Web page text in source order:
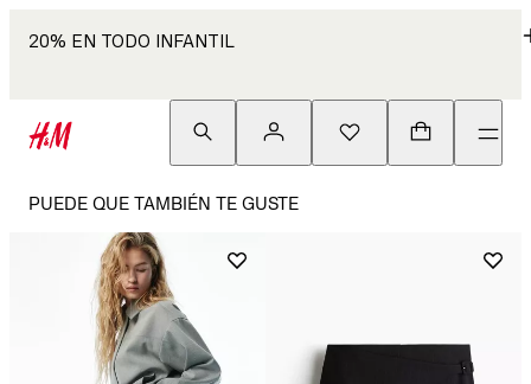
20% EN TODO INFANTIL
PUEDE QUE TAMBIÉN TE GUSTE